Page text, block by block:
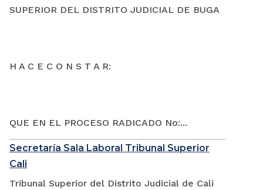
SUPERIOR DEL DISTRITO JUDICIAL DE BUGA
H A C E C O N S T A R:
QUE EN EL PROCESO RADICADO No:...
Secretaría Sala Laboral Tribunal Superior
Cali
Tribunal Superior del Distrito Judicial de Cali